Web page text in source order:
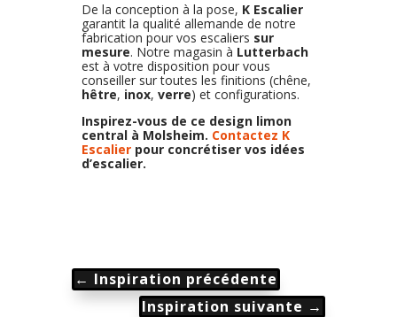
De la conception à la pose, K Escalier
garantit la qualité allemande de notre
fabrication pour vos escaliers sur
mesure. Notre magasin à Lutterbach
est à votre disposition pour vous
conseiller sur toutes les finitions (chêne,
hêtre, inox,verre) et configurations.
Inspirez-vous de ce design limon
central à Molsheim. Contactez K
Escalier pour concrétiser vos idées
d’escalier.
← Inspiration précédente
Inspiration suivante →